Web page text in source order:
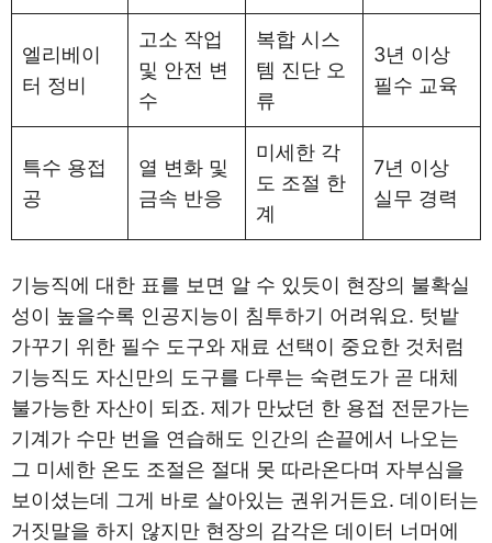
엘리베이
터 정비
고소 작업
및 안전 변
수
복합 시스
템 진단 오
류
3년 이상
필수 교육
특수 용접
공
열 변화 및
금속 반응
미세한 각
도 조절 한
계
7년 이상
실무 경력
기능직에 대한 표를 보면 알 수 있듯이 현장의 불확실
성이 높을수록 인공지능이 침투하기 어려워요. 텃밭
가꾸기 위한 필수 도구와 재료 선택이 중요한 것처럼
기능직도 자신만의 도구를 다루는 숙련도가 곧 대체
불가능한 자산이 되죠. 제가 만났던 한 용접 전문가는
기계가 수만 번을 연습해도 인간의 손끝에서 나오는
그 미세한 온도 조절은 절대 못 따라온다며 자부심을
보이셨는데 그게 바로 살아있는 권위거든요. 데이터는
거짓말을 하지 않지만 현장의 감각은 데이터 너머에